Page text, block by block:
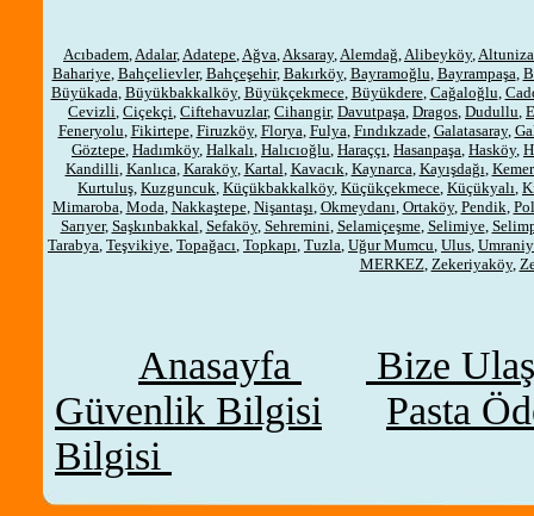
Acıbadem,Adalar,Adatepe,Ağva,Aksaray,Alemdağ,Alibeyköy,
Bahariye, Bahçelievler, Bahçeşehir, Bakırköy, Bayramoğlu, Bayrampaşa,
Büyükada, Büyükbakkalköy, Büyükçekmece, Büyükdere, Cağaloğlu,
Cevizli, Ciçekçi, Ciftehavuzlar, Cihangir, Davutpaşa, Dragos, Dudullu,
Feneryolu, Fikirtepe, Firuzköy, Florya, Fulya, Fındıkzade, Galatasaray,
Göztepe, Hadımköy, Halkalı, Halıcıoğlu, Haraççı, Hasanpaşa, Hasköy,
Kandilli, Kanlıca, Karaköy, Kartal, Kavacık, Kaynarca, Kayışdağı,
Kurtuluş, Kuzguncuk, Küçükbakkalköy, Küçükçekmece, Küçükyalı,
Mimaroba, Moda, Nakkaştepe, Nişantaşı, Okmeydanı, Ortaköy, Pendik,
Sarıyer, Saşkınbakkal, Sefaköy, Sehremini, Selamiçeşme, Selimiye,
Tarabya, Teşvikiye, Topağacı, Topkapı, Tuzla, Uğur Mumcu, Ulus,
MERKEZ, Zekeriyaköy,
Anasayfa
Bize
Güvenlik Bilgisi
Pasta
Bilgisi